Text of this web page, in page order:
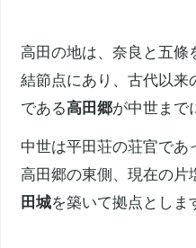
高田の地は、奈良と五條
結節点にあり、古代以来
である高田郷が中世まで
中世は平田荘の荘官であ
高田郷の東側、現在の片
田城を築いて拠点としま